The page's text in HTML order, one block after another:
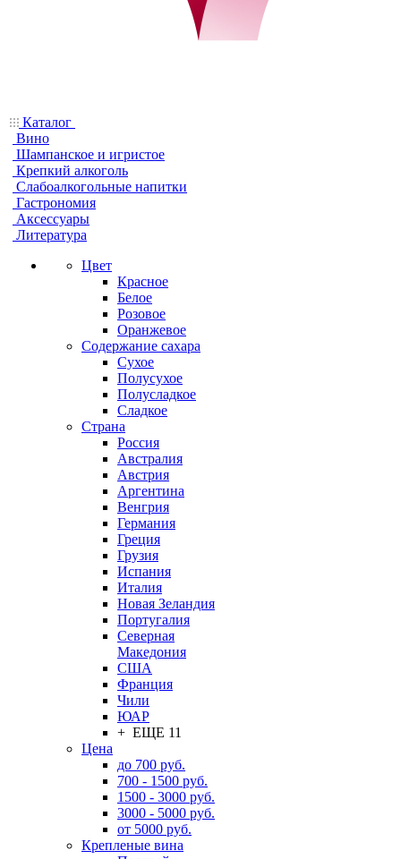
Каталог
Вино
Шампанское и игристое
Крепкий алкоголь
Слабоалкогольные напитки
Гастрономия
Аксессуары
Литература
Цвет
Красное
Белое
Розовое
Оранжевое
Содержание сахара
Сухое
Полусухое
Полусладкое
Сладкое
Страна
Россия
Австралия
Австрия
Аргентина
Венгрия
Германия
Греция
Грузия
Испания
Италия
Новая Зеландия
Португалия
Северная
Македония
США
Франция
Чили
ЮАР
+ ЕЩЕ 11
Цена
до 700 руб.
700 - 1500 руб.
1500 - 3000 руб.
3000 - 5000 руб.
от 5000 руб.
Крепленые вина